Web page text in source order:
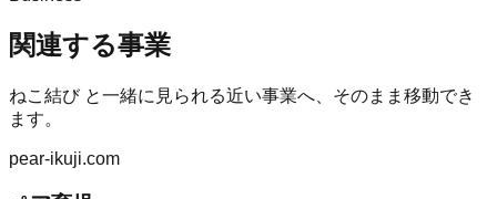
関連する事業
ねこ結びと一緒に見られる近い事業へ、そのまま移動でき
ます。
pear-ikuji.com